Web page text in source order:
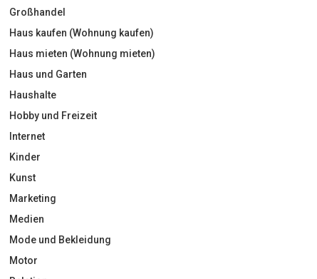
Großhandel
Haus kaufen (Wohnung kaufen)
Haus mieten (Wohnung mieten)
Haus und Garten
Haushalte
Hobby und Freizeit
Internet
Kinder
Kunst
Marketing
Medien
Mode und Bekleidung
Motor